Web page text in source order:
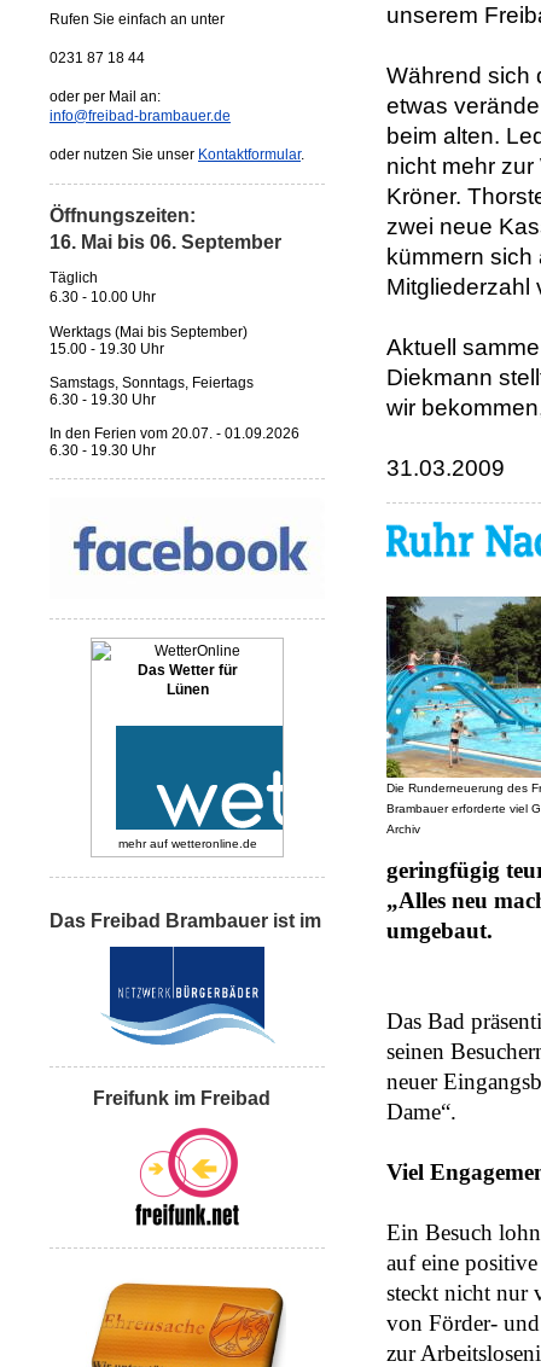
Rufen Sie einfach an unter
0231 87 18 44
oder per Mail an:
info@freibad-brambauer.de
oder nutzen Sie unser Kontaktformular.
Öffnungszeiten:
16. Mai bis 06. September
Täglich
6.30 - 10.00 Uhr
Werktags (Mai bis September)
15.00 - 19.30 Uhr
Samstags, Sonntags, Feiertags
6.30 - 19.30 Uhr
In den Ferien vom 20.07. - 01.09.2026
6.30 - 19.30 Uhr
Das Wetter für
Lünen
mehr auf wetteronline.de
Das Freibad Brambauer ist im
Freifunk im Freibad
unserem
Während sich
etwas
beim alten.
nicht mehr
Kröner.
zwei neue
kümmern
Mitgliederzahl
Aktuell
Diekmann
wir
31.03.2009
Die Runderneuerung des
Brambauer erforderte viel
Archiv
geringfügig
„Alles neu
umgebaut.
Das Bad
seinen
neuer
Dame“.
Viel
Ein Besuch
auf eine
steckt nicht nur
von Förder-
zur